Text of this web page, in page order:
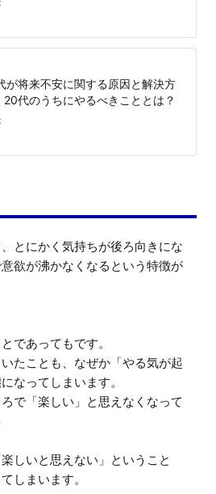
が将来不安に関する原因と解決方
20代のうちにやるべきこととは？
とにかく気持ちが後ろ向きにな
欲が沸かなくなるという特徴が
であってもです。
たことも、なぜか「やる気が起
なってしまいます。
で「楽しい」と思えなくなって
しいと思えない」ということ
しまいます。